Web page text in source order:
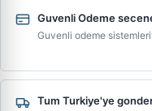
Guvenli Odeme
Guvenli odeme
Tum Turkiye'ye